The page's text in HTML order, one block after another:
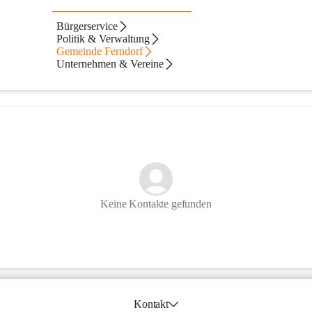
Bürgerservice
Politik & Verwaltung
Gemeinde Ferndorf
Unternehmen & Vereine
Keine Kontakte gefunden
Kontakt